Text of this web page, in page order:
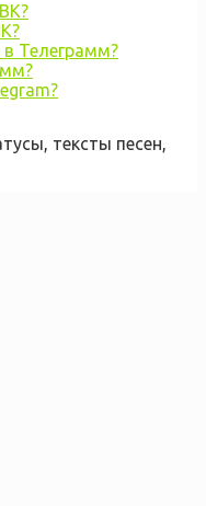
в Телеграмм?
тексты песен,